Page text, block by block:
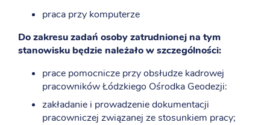
praca przy komputerze
Do zakresu zadań osoby zatrudnionej na tym
stanowisku będzie należało w szczególności:
prace pomocnicze przy obsłudze kadrowej
pracowników Łódzkiego Ośrodka Geodezji:
zakładanie i prowadzenie dokumentacji
pracowniczej związanej ze stosunkiem pracy;